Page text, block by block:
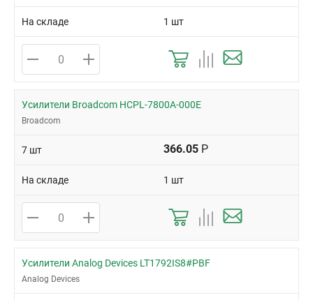
На складе 1 шт
Усилители Broadcom HCPL-7800A-000E
Broadcom
7 шт 366.05 Р
На складе 1 шт
Усилители Analog Devices LT1792IS8#PBF
Analog Devices